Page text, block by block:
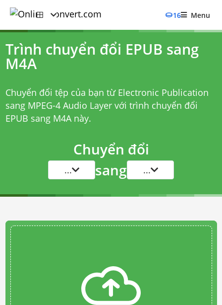
16 Menu
Trình chuyển đổi EPUB sang
M4A
Chuyển đổi tệp của bạn từ Electronic Publication
sang MPEG-4 Audio Layer với trình chuyển đổi
EPUB sang M4Anày.
Chuyển đổi
... sang ...